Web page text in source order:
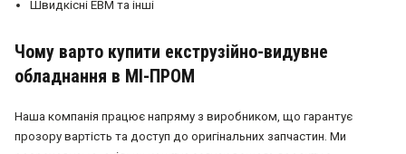
Швидкісні ЕВМ та інші
Чому варто купити екструзійно-видувне
обладнання в МІ-ПРОМ
Наша компанія працює напряму з виробником, що гарантує
прозору вартість та доступ до оригінальних запчастин. Ми